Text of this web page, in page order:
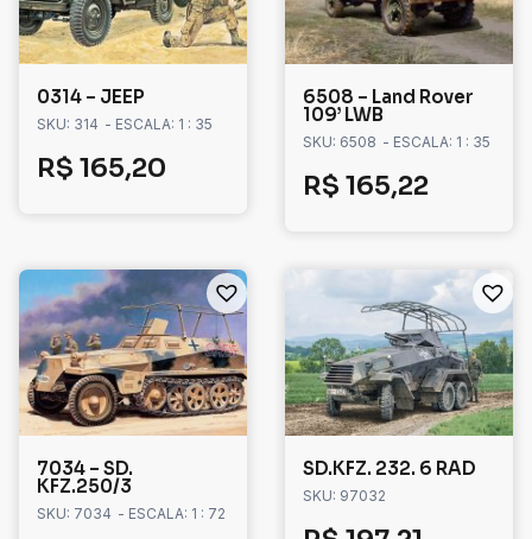
0314 – JEEP
SKU: 314 - ESCALA: 1 : 35
R$ 165,20
6508 – Land Rover
109’ LWB
SKU: 6508 - ESCALA: 1 : 35
R$ 165,22
7034 – SD.
KFZ.250/3
SKU: 7034 - ESCALA: 1 : 72
SD.KFZ. 232. 6 RAD
SKU: 97032